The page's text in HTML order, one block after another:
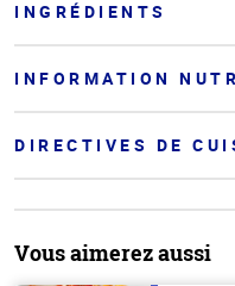
INGRÉDIENTS
INFORMATION
DIRECTIVES DE
Vous aimerez aussi